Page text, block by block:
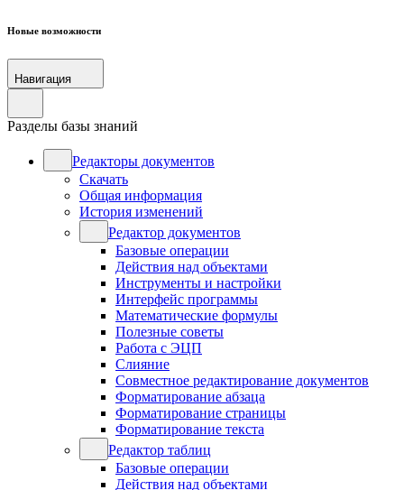
Новые возможности
Навигация
Разделы базы знаний
Редакторы документов
Скачать
Общая информация
История изменений
Редактор документов
Базовые операции
Действия над объектами
Инструменты и настройки
Интерфейс программы
Математические формулы
Полезные советы
Работа с ЭЦП
Слияние
Совместное редактирование документов
Форматирование абзаца
Форматирование страницы
Форматирование текста
Редактор таблиц
Базовые операции
Действия над объектами